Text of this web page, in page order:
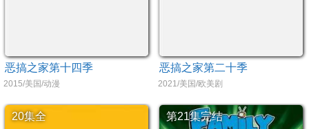
恶搞之家第十四季
2015/美国/动漫
恶搞之家第二十季
2021/美国/欧美剧
20集全 第21集完结